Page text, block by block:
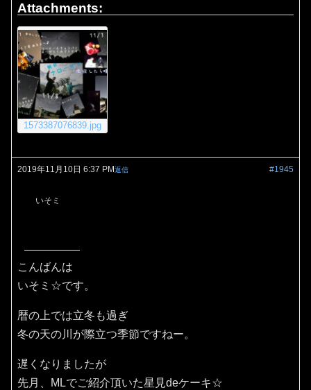
Attachments:
1573387076839.jpg
2019年11月10日 6:37 PM #1945
返信
いそミ
こんばんは
いそミ☆です。
暦の上では立冬も過ぎ
冬の天の川が際立つ季節ですねー。
遅くなりましたが
先月、MLでご紹介頂いた星見deケーキ☆